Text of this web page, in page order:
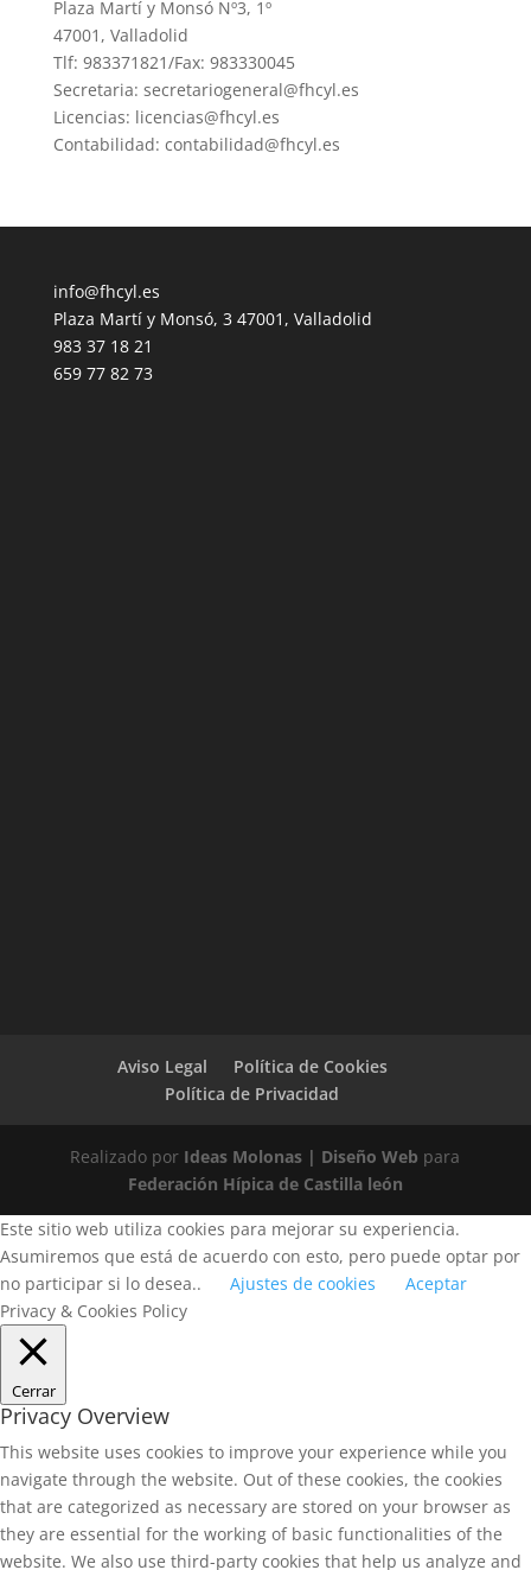
Plaza Martí y Monsó Nº3, 1º
47001, Valladolid
Tlf: 983371821/Fax: 983330045
Secretaria: secretariogeneral@fhcyl.es
Licencias: licencias@fhcyl.es
Contabilidad: contabilidad@fhcyl.es
info@fhcyl.es
Plaza Martí y Monsó, 3 47001, Valladolid
983 37 18 21
659 77 82 73
Aviso Legal
Política de Cookies
Política de Privacidad
Realizado por Ideas Molonas | Diseño Web para
Federación Hípica de Castilla león
Este sitio web utiliza cookies para mejorar su experiencia.
Asumiremos que está de acuerdo con esto, pero puede optar por
no participar si lo desea..
Ajustes de cookies
Aceptar
Privacy & Cookies Policy
Cerrar
Privacy Overview
This website uses cookies to improve your experience while you
navigate through the website. Out of these cookies, the cookies
that are categorized as necessary are stored on your browser as
they are essential for the working of basic functionalities of the
website. We also use third-party cookies that help us analyze and